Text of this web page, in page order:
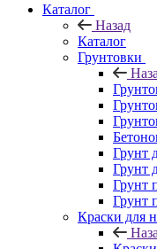
Каталог
Назад
Каталог
Грунтовки
Грунт
Грунт
Грунт
Грунт
Краски для